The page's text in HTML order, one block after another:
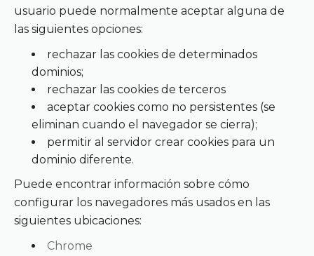
usuario puede normalmente aceptar alguna de
las siguientes opciones:
rechazar las cookies de determinados
dominios;
rechazar las cookies de terceros
aceptar cookies como no persistentes (se
eliminan cuando el navegador se cierra);
permitir al servidor crear cookies para un
dominio diferente.
Puede encontrar información sobre cómo
configurar los navegadores más usados en las
siguientes ubicaciones:
Chrome